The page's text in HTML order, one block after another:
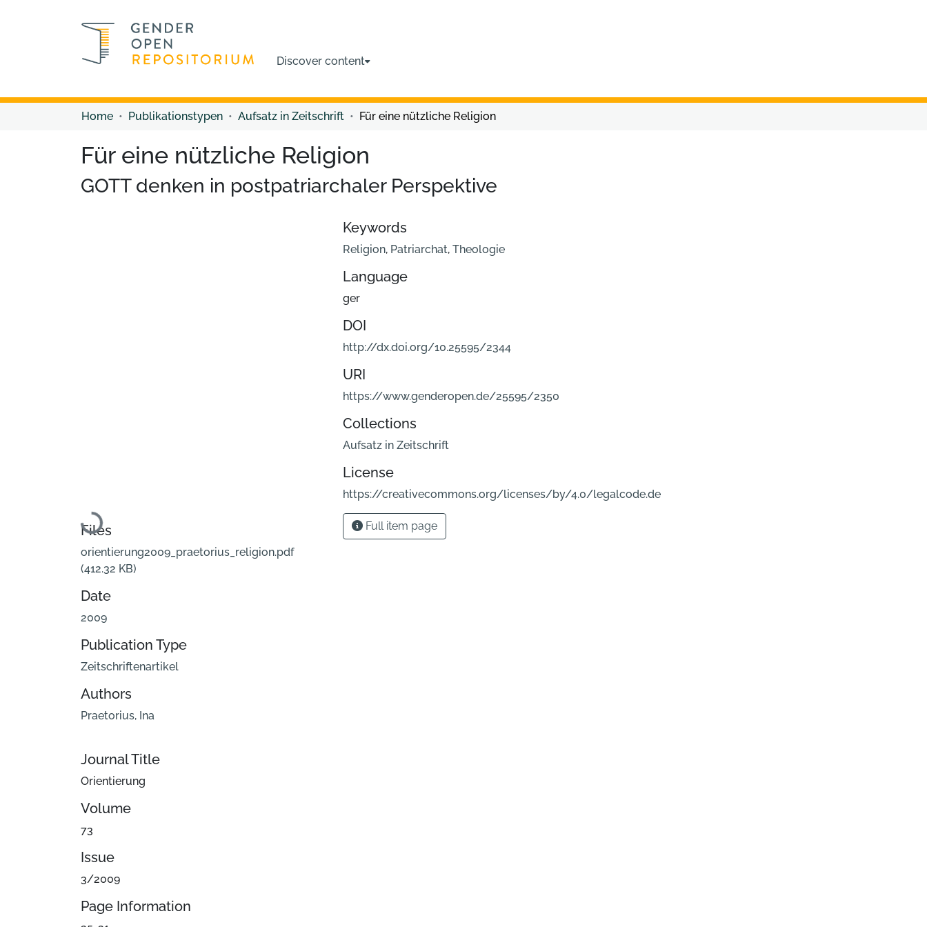
Discover content
Home Publikationstypen Aufsatz in Zeitschrift Für eine nützliche Religion
Für eine nützliche Religion
GOTT denken in postpatriarchaler Perspektive
Loading...
Files
orientierung2009_praetorius_religion.pdf
(412.32 KB)
Date
2009
Publication Type
Zeitschriftenartikel
Authors
Praetorius, Ina
Journal Title
Orientierung
Volume
73
Issue
3/2009
Page Information
Keywords
Religion, Patriarchat, Theologie
Language
ger
DOI
http://dx.doi.org/10.25595/2344
URI
https://www.genderopen.de/25595/2350
Collections
Aufsatz in Zeitschrift
License
https://creativecommons.org/licenses/by/4.0/legalcode.de
Full item page